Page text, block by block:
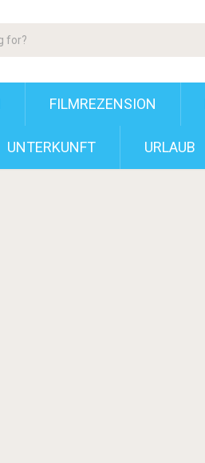
FILMREZENSION
UNTERKUNFT URLAUB